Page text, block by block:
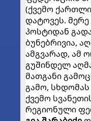
(ქვემო
დატოვეს.
პოსტიდან
ბუნებრივია,
ამგვარად, ამ
გუშინდელ
მათგანი
გამო,
ქვემო
რეგიონული